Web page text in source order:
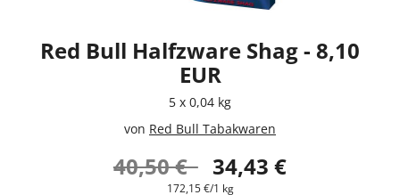
Red Bull Halfzware Shag - 8,10
EUR
5 x 0,04 kg
von Red Bull Tabakwaren
40,50 € 34,43 €
172,15 €/1 kg